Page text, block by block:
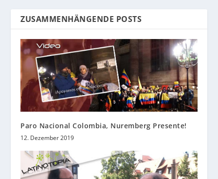
ZUSAMMENHÄNGENDE POSTS
Paro Nacional Colombia, Nuremberg Presente!
12. Dezember 2019